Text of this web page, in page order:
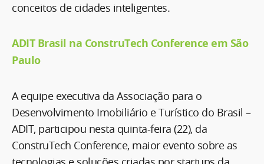
conceitos de cidades inteligentes.
ADIT Brasil na ConstruTech Conference em São
Paulo
A equipe executiva da Associação para o
Desenvolvimento Imobiliário e Turístico do Brasil –
ADIT, participou nesta quinta-feira (22), da
ConstruTech Conference, maior evento sobre as